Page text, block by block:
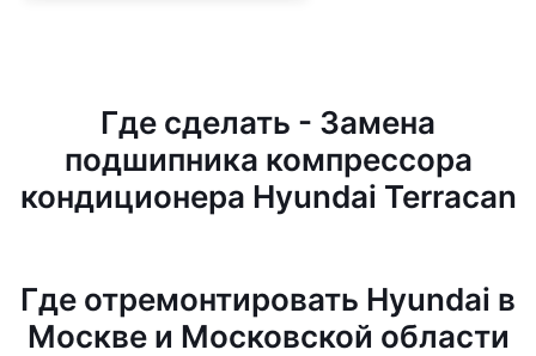
Где сделать - Замена
подшипника компрессора
кондиционера Hyundai Terracan
Где отремонтировать Hyundai в
Москве и Московской области